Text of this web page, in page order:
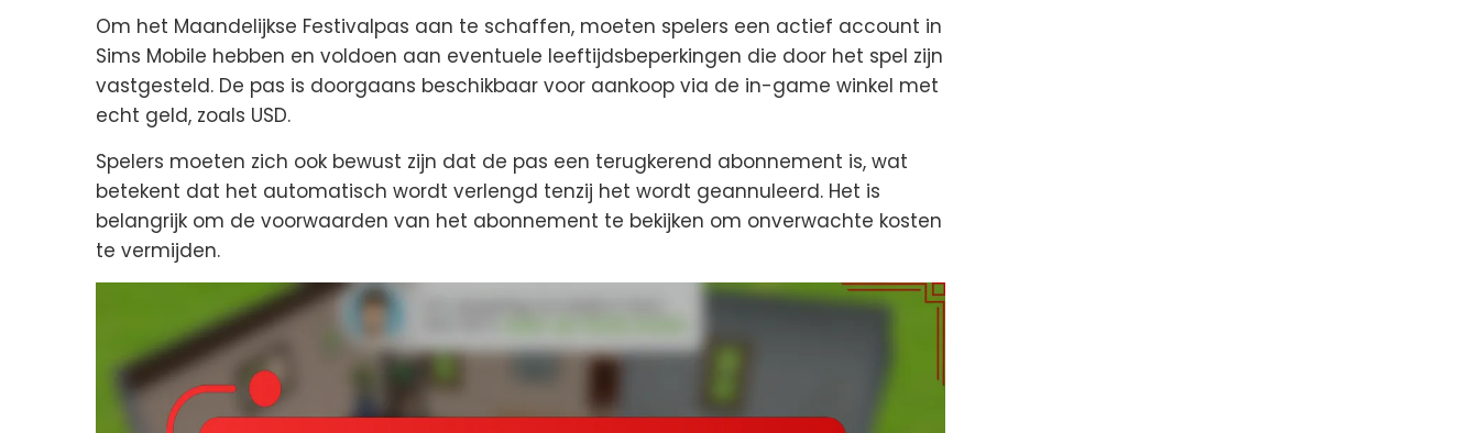
Om het Maandelijkse Festivalpas aan te schaffen, moeten spelers een actief account in
Sims Mobile hebben en voldoen aan eventuele leeftijdsbeperkingen die door het spel zijn
vastgesteld. De pas is doorgaans beschikbaar voor aankoop via de in-game winkel met
echt geld, zoals USD.
Spelers moeten zich ook bewust zijn dat de pas een terugkerend abonnement is, wat
betekent dat het automatisch wordt verlengd tenzij het wordt geannuleerd. Het is
belangrijk om de voorwaarden van het abonnement te bekijken om onverwachte kosten
te vermijden.